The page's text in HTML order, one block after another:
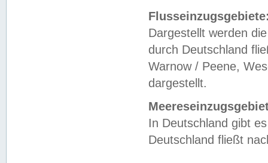
Dargestellt werden
durch Deutschland
Warnow / Peene,
dargestellt.
In Deutschland gibt
Deutschland fließt